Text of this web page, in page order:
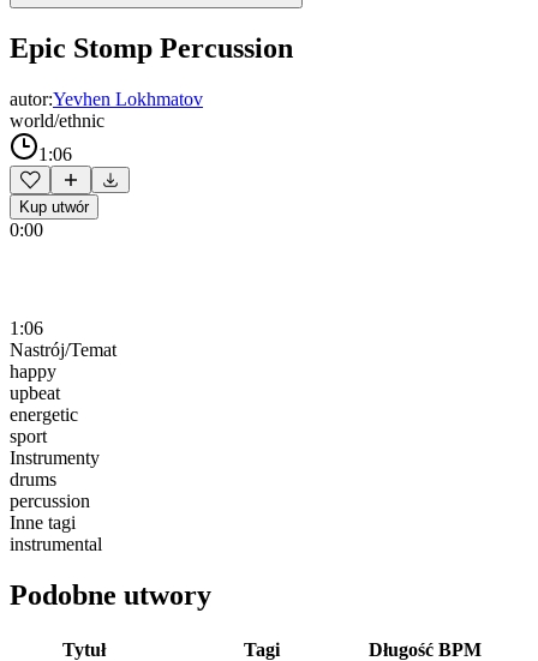
Epic Stomp Percussion
autor:Yevhen Lokhmatov
world/ethnic
1:06
Kup utwór
0:00
1:06
Nastrój/Temat
happy
upbeat
energetic
sport
Instrumenty
drums
percussion
Inne tagi
instrumental
Podobne utwory
Tytuł Tagi Długość BPM